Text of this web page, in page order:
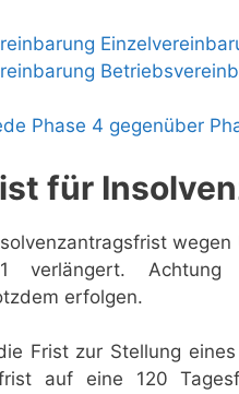
Phase 4 gegenüber
für
Achtung
erfolgen.
Frist zur Stellung
auf eine 120